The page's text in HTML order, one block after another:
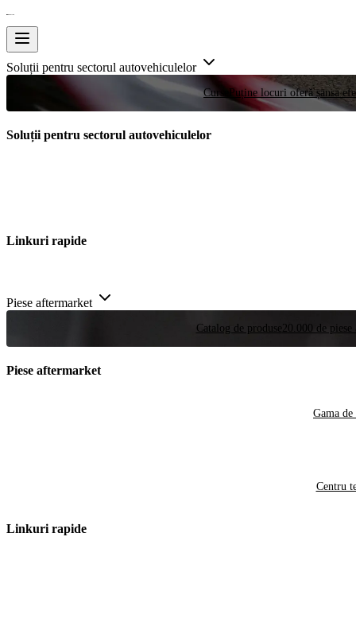
Soluții pentru sectorul autovehiculelor
Curse Puține locuri oferă șansa
Soluții pentru sectorul autovehiculelor
Linkuri rapide
Piese aftermarket
Catalog de produse 20.000 de
Piese aftermarket
Gama de
Centru
Linkuri rapide